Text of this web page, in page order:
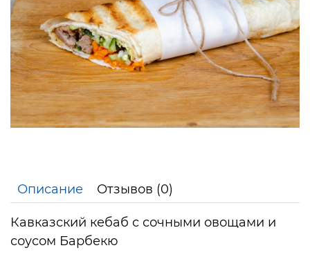
Описание Отзывов (0)
Кавказский кебаб с сочными овощами и
соусом Барбекю